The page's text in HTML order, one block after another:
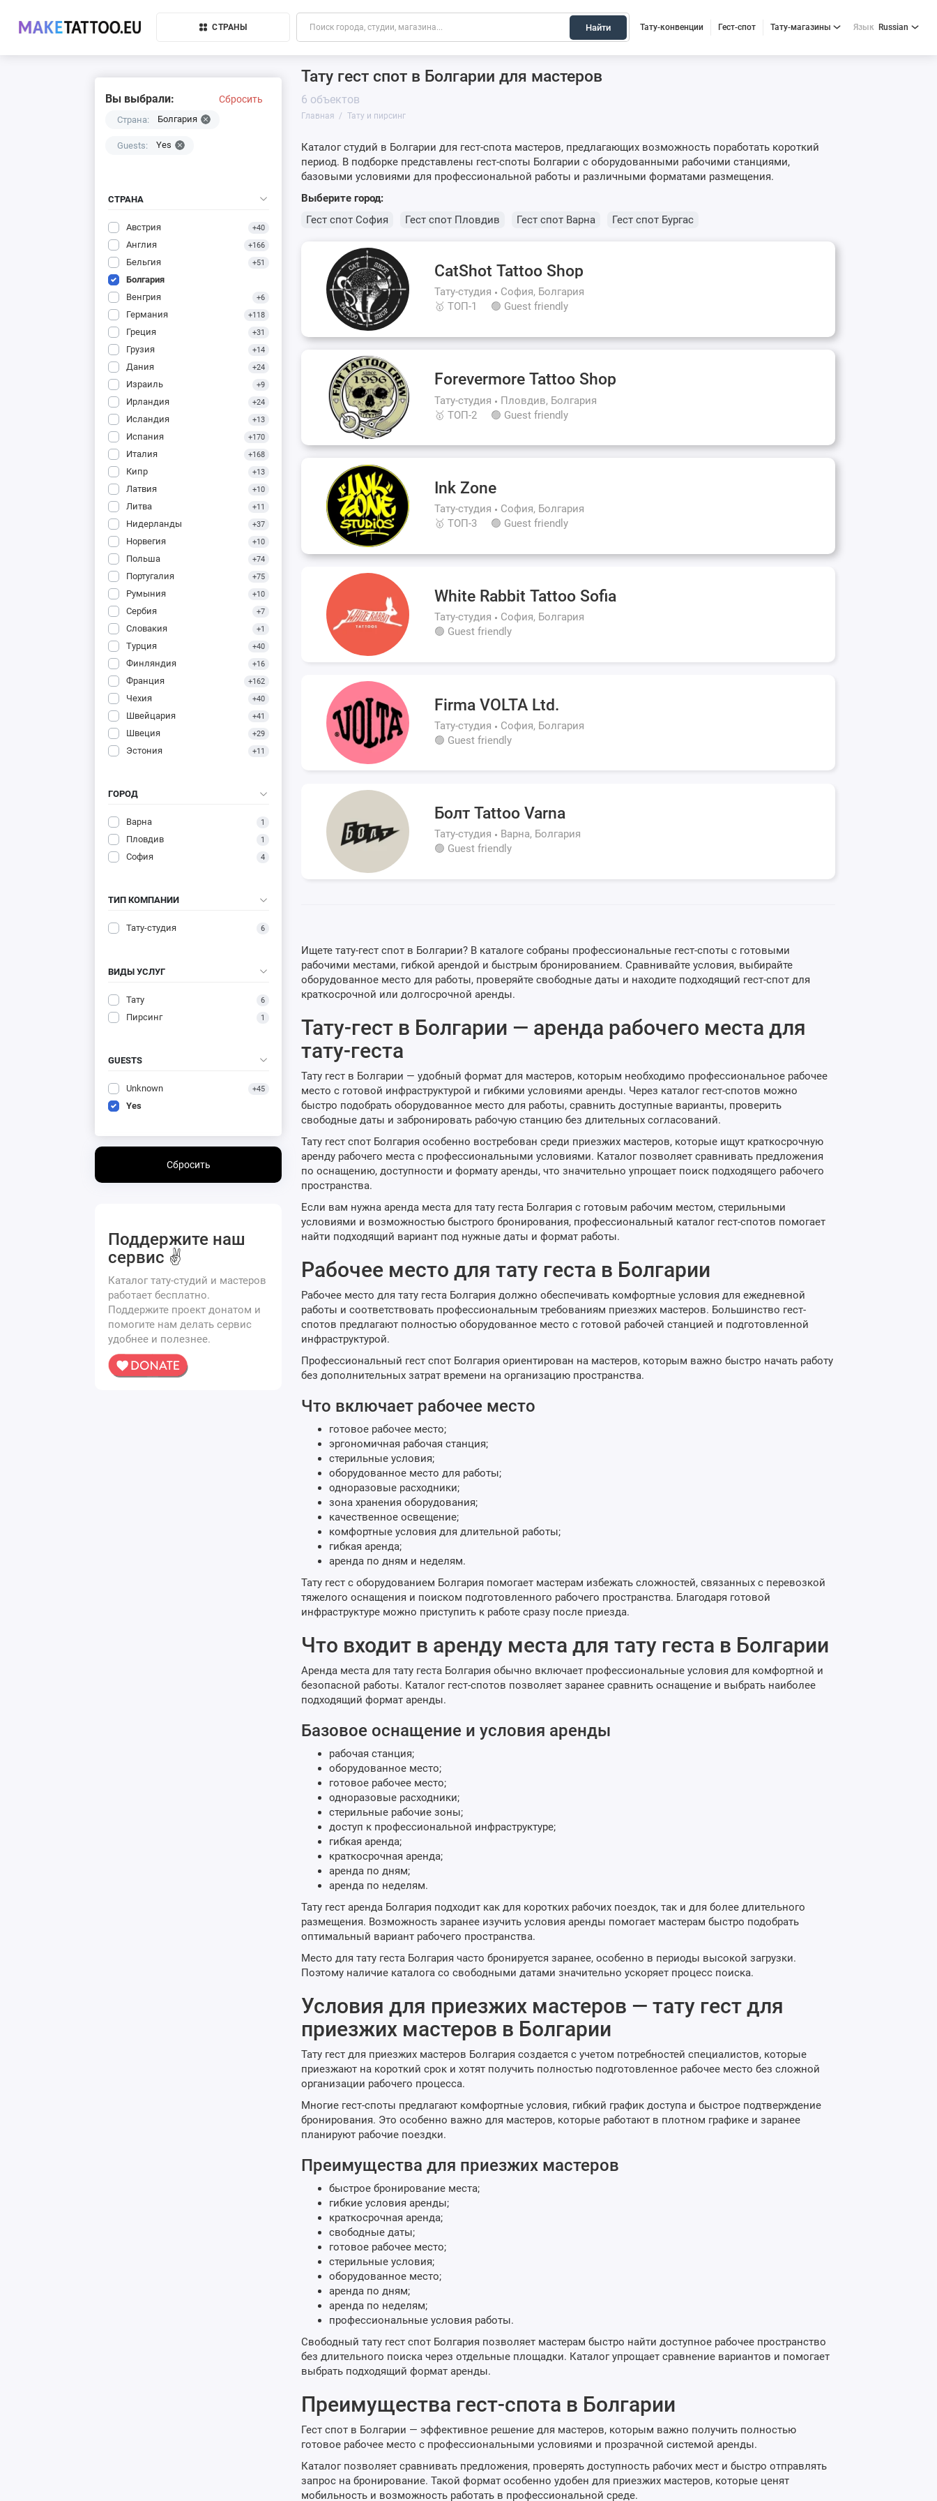
СТРАНЫ Найти Тату-конвенции Гест-спот Тату-магазины Язык Russian
Вы выбрали: Сбросить
Страна: Болгария
Guests: Yes
СТРАНА
Австрия +40
Англия +166
Бельгия +51
Болгария
Венгрия
+6
Германия +118
Греция +31
Грузия +14
Дания +24
Израиль +9
Ирландия +24
Исландия +13
Испания +170
Италия +168
Кипр +13
Латвия +10
Литва +11
Нидерланды +37
Норвегия +10
Польша +74
Португалия +75
Румыния +10
Сербия +7
Словакия +1
Турция +40
Финляндия +16
Франция +162
Чехия +40
Швейцария +41
Швеция +29
Эстония +11
ГОРОД
Варна 1
Пловдив 1
София 4
ТИП КОМПАНИИ
Тату-студия 6
ВИДЫ УСЛУГ
Тату 6
Пирсинг 1
GUESTS
Unknown +45
Yes
Сбросить
Поддержите наш
сервис ✌️
Каталог тату-студий и мастеров
работает бесплатно.
Поддержите проект донатом и
помогите нам делать сервис
удобнее и полезнее.
Тату гест спот в Болгарии для мастеров
6 объектов
Главная Тату и пирсинг
Каталог студий в Болгарии для гест-спота мастеров, предлагающих возможность поработать короткий
период. В подборке представлены гест-споты Болгарии с оборудованными рабочими станциями,
базовыми условиями для профессиональной работы и различными форматами размещения.
Выберите город:
Гест спот София
Гест спот Пловдив Гест спот Варна Гест спот Бургас
CatShot Tattoo Shop
Тату-студия
София, Болгария
🥇 ТОП-1
🟢 Guest friendly
Forevermore Tattoo Shop
Тату-студия
Пловдив, Болгария
🥇 ТОП-2
🟢 Guest friendly
Ink Zone
Тату-студия
София, Болгария
🥇 ТОП-3
🟢 Guest friendly
White Rabbit Tattoo Sofia
Тату-студия
София, Болгария
🟢 Guest friendly
Firma VOLTA Ltd.
Тату-студия
София, Болгария
🟢 Guest friendly
Болт Tattoo Varna
Тату-студия
Варна, Болгария
🟢 Guest friendly
Ищете тату-гест спот в Болгарии? В каталоге собраны профессиональные гест-споты с готовыми
рабочими местами, гибкой арендой и быстрым бронированием. Сравнивайте условия, выбирайте
оборудованное место для работы, проверяйте свободные даты и находите подходящий гест-спот для
краткосрочной или долгосрочной аренды.
Тату-гест в Болгарии — аренда рабочего места для
тату-геста
Тату гест в Болгарии — удобный формат для мастеров, которым необходимо профессиональное рабочее
место с готовой инфраструктурой и гибкими условиями аренды. Через каталог гест-спотов можно
быстро подобрать оборудованное место для работы, сравнить доступные варианты, проверить
свободные даты и забронировать рабочую станцию без длительных согласований.
Тату гест спот Болгария особенно востребован среди приезжих мастеров, которые ищут краткосрочную
аренду рабочего места с профессиональными условиями. Каталог позволяет сравнивать предложения
по оснащению, доступности и формату аренды, что значительно упрощает поиск подходящего рабочего
пространства.
Если вам нужна аренда места для тату геста Болгария с готовым рабочим местом, стерильными
условиями и возможностью быстрого бронирования, профессиональный каталог гест-спотов помогает
найти подходящий вариант под нужные даты и формат работы.
Рабочее место для тату геста в Болгарии
Рабочее место для тату геста Болгария должно обеспечивать комфортные условия для ежедневной
работы и соответствовать профессиональным требованиям приезжих мастеров. Большинство гест-
спотов предлагают полностью оборудованное место с готовой рабочей станцией и подготовленной
инфраструктурой.
Профессиональный гест спот Болгария ориентирован на мастеров, которым важно быстро начать работу
без дополнительных затрат времени на организацию пространства.
Что включает рабочее место
готовое рабочее место;
эргономичная рабочая станция;
стерильные условия;
оборудованное место для работы;
одноразовые расходники;
зона хранения оборудования;
качественное освещение;
комфортные условия для длительной работы;
гибкая аренда;
аренда по дням и неделям.
Тату гест с оборудованием Болгария помогает мастерам избежать сложностей, связанных с перевозкой
тяжелого оснащения и поиском подготовленного рабочего пространства. Благодаря готовой
инфраструктуре можно приступить к работе сразу после приезда.
Что входит в аренду места для тату геста в Болгарии
Аренда места для тату геста Болгария обычно включает профессиональные условия для комфортной и
безопасной работы. Каталог гест-спотов позволяет заранее сравнить оснащение и выбрать наиболее
подходящий формат аренды.
Базовое оснащение и условия аренды
рабочая станция;
оборудованное место;
готовое рабочее место;
одноразовые расходники;
стерильные рабочие зоны;
доступ к профессиональной инфраструктуре;
гибкая аренда;
краткосрочная аренда;
аренда по дням;
аренда по неделям.
Тату гест аренда Болгария подходит как для коротких рабочих поездок, так и для более длительного
размещения. Возможность заранее изучить условия аренды помогает мастерам быстро подобрать
оптимальный вариант рабочего пространства.
Место для тату геста Болгария часто бронируется заранее, особенно в периоды высокой загрузки.
Поэтому наличие каталога со свободными датами значительно ускоряет процесс поиска.
Условия для приезжих мастеров — тату гест для
приезжих мастеров в Болгарии
Тату гест для приезжих мастеров Болгария создается с учетом потребностей специалистов, которые
приезжают на короткий срок и хотят получить полностью подготовленное рабочее место без сложной
организации рабочего процесса.
Многие гест-споты предлагают комфортные условия, гибкий график доступа и быстрое подтверждение
бронирования. Это особенно важно для мастеров, которые работают в плотном графике и заранее
планируют рабочие поездки.
Преимущества для приезжих мастеров
быстрое бронирование места;
гибкие условия аренды;
краткосрочная аренда;
свободные даты;
готовое рабочее место;
стерильные условия;
оборудованное место;
аренда по дням;
аренда по неделям;
профессиональные условия работы.
Свободный тату гест спот Болгария позволяет мастерам быстро найти доступное рабочее пространство
без длительного поиска через отдельные площадки. Каталог упрощает сравнение вариантов и помогает
выбрать подходящий формат аренды.
Преимущества гест-спота в Болгарии
Гест спот в Болгарии — эффективное решение для мастеров, которым важно получить полностью
готовое рабочее место с профессиональными условиями и прозрачной системой аренды.
Каталог позволяет сравнивать предложения, проверять доступность рабочих мест и быстро отправлять
запрос на бронирование. Такой формат особенно удобен для приезжих мастеров, которые ценят
мобильность и возможность работать в профессиональной среде.